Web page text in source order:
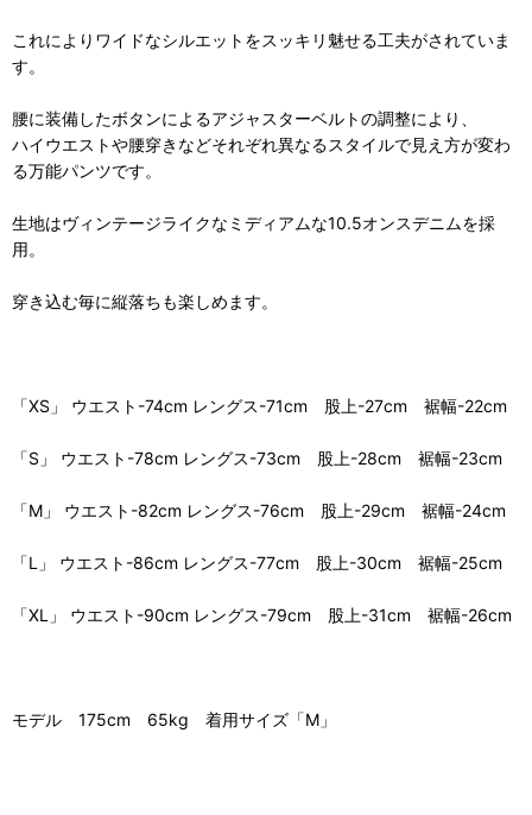
これによりワイドなシルエットをスッキリ魅せる工夫がされていま
す。
腰に装備したボタンによるアジャスターベルトの調整により、
ハイウエストや腰穿きなどそれぞれ異なるスタイルで見え方が変わ
る万能パンツです。
生地はヴィンテージライクなミディアムな10.5オンスデニムを採
用。
穿き込む毎に縦落ちも楽しめます。
「XS」 ウエスト-74cm レングス-71cm 股上-27cm 裾幅-22cm
「S」 ウエスト-78cm レングス-73cm 股上-28cm 裾幅-23cm
「M」 ウエスト-82cm レングス-76cm 股上-29cm 裾幅-24cm
「L」 ウエスト-86cm レングス-77cm 股上-30cm 裾幅-25cm
「XL」 ウエスト-90cm レングス-79cm 股上-31cm 裾幅-26cm
モデル 175cm 65kg 着用サイズ「M」